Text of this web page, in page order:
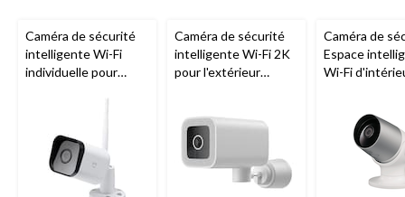
Caméra de sécurité
intelligente Wi-Fi
individuelle pour
Caméra de sécurité
intelligente Wi-Fi 2K
pour l'extérieur
Caméra de
Espace
Wi-Fi
mouvement